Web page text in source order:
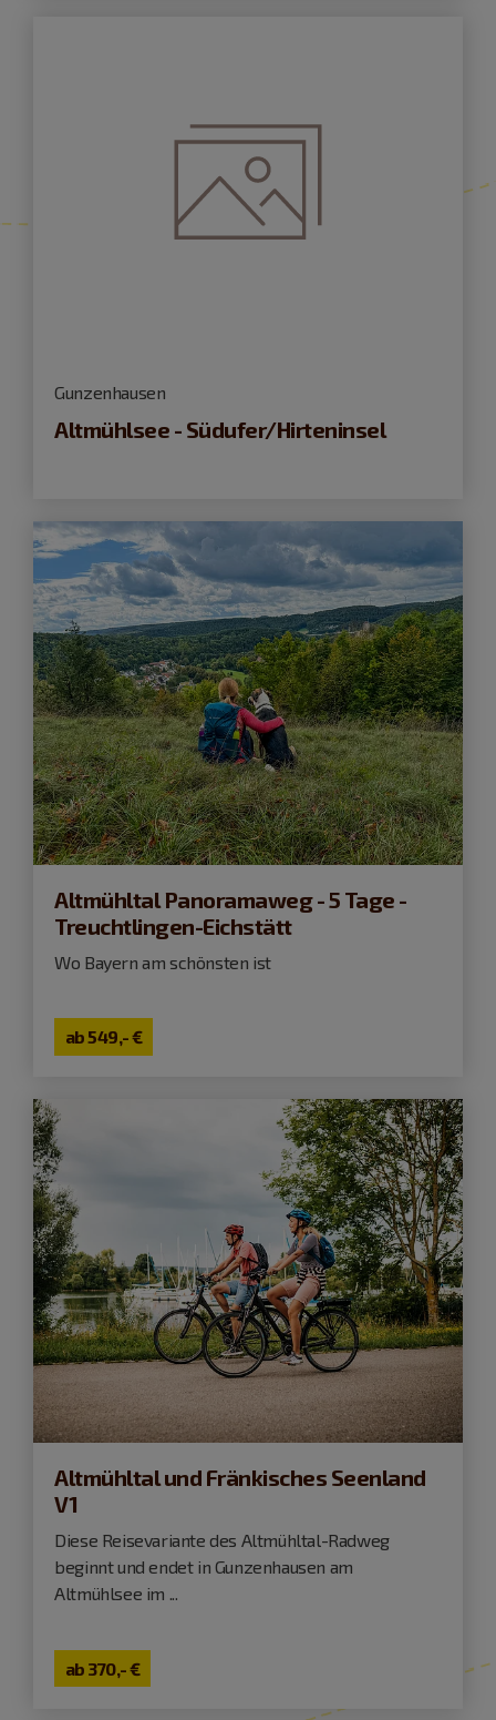
Gunzenhausen
Altmühlsee - Südufer/Hirteninsel
Altmühltal Panoramaweg - 5 Tage -
Treuchtlingen-Eichstätt
Wo Bayern am schönsten ist
ab549,- €
Altmühltal und Fränkisches Seenland
V1
Diese Reisevariante des Altmühltal-Radweg
beginnt und endet in Gunzenhausen am
Altmühlsee im ...
ab 370,- €